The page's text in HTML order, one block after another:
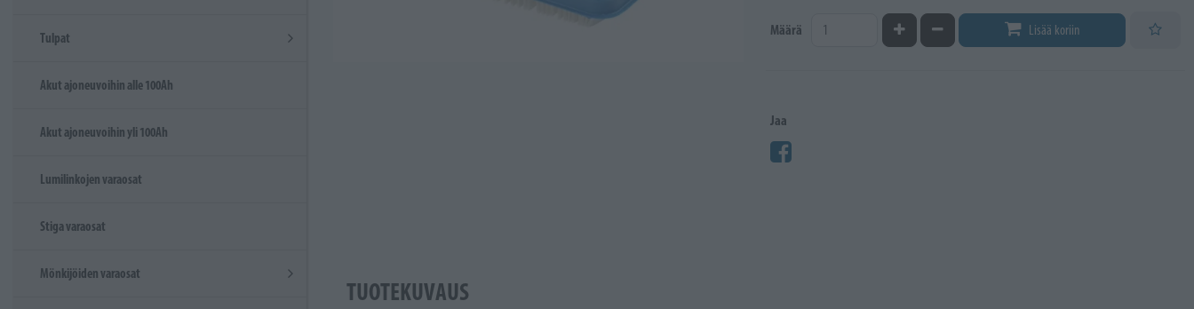
Tulpat
Akut ajoneuvoihin alle 100Ah
Akut ajoneuvoihin yli 100Ah
Lumilinkojen varaosat
Stiga varaosat
Mönkijöiden varaosat
Määrä Kasvata määrääVähennä määrää Lisää koriin
Jaa
TUOTEKUVAUS